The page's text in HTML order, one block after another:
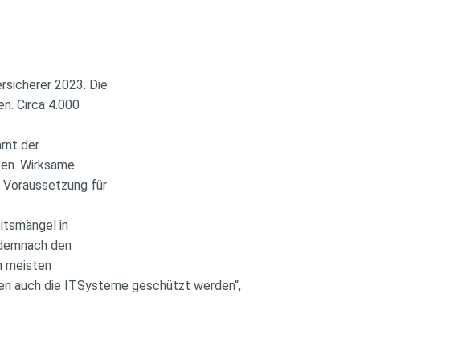
2023. Die
Circa 4.000
der
Wirksame
Voraussetzung für
in
den
meisten
auch die ITSysteme geschützt werden“,